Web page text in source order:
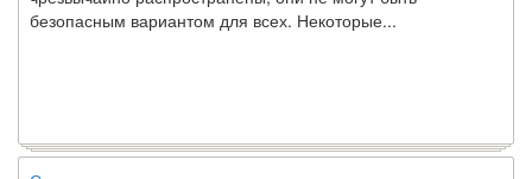
Создана программа предсказывающая смерть человека с